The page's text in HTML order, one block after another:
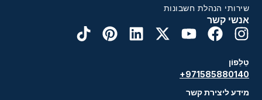
אנשי קשר
טֵלֵפוֹן
+971585880140
מידע ליצירת קשר
שירותי הנהלת חשבונות